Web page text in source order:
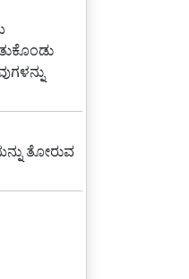
ತೋರುವ